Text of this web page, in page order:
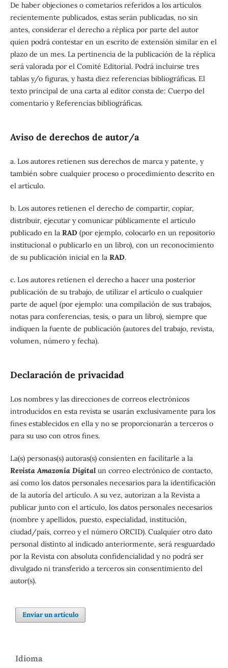
De haber objeciones o cometarios referidos a los artículos
recientemente publicados, estas serán publicadas, no sin
antes, considerar el derecho a réplica por parte del autor
quien podrá contestar en un escrito de extensión similar en el
plazo de un mes. La pertinencia de la publicación de la réplica
será valorada por el Comité Editorial. Podrá incluirse tres
tablas y/o figuras, y hasta diez referencias bibliográficas. El
texto principal de una carta al editor consta de: Cuerpo del
comentario y Referencias bibliográficas.
Aviso de derechos de autor/a
a. Los autores retienen sus derechos de marca y patente, y
también sobre cualquier proceso o procedimiento descrito en
el artículo.
b. Los autores retienen el derecho de compartir, copiar,
distribuir, ejecutar y comunicar públicamente el artículo
publicado en la RAD (por ejemplo, colocarlo en un repositorio
institucional o publicarlo en un libro), con un reconocimiento
de su publicación inicial en la RAD.
c. Los autores retienen el derecho a hacer una posterior
publicación de su trabajo, de utilizar el artículo o cualquier
parte de aquel (por ejemplo: una compilación de sus trabajos,
notas para conferencias, tesis, o para un libro), siempre que
indiquen la fuente de publicación (autores del trabajo, revista,
volumen, número y fecha).
Declaración de privacidad
Los nombres y las direcciones de correos electrónicos
introducidos en esta revista se usarán exclusivamente para los
fines establecidos en ella y no se proporcionarán a terceros o
para su uso con otros fines.
La(s) personas(s) autoras(s) consienten en facilitarle a la
Revista Amazonía Digital un correo electrónico de contacto,
así como los datos personales necesarios para la identificación
de la autoría del artículo. A su vez, autorizan a la Revista a
publicar junto con el artículo, los datos personales necesarios
(nombre y apellidos, puesto, especialidad, institución,
ciudad/país, correo y el número ORCID). Cualquier otro dato
personal distinto al indicado anteriormente, será resguardado
por la Revista con absoluta confidencialidad y no podrá ser
divulgado ni transferido a terceros sin consentimiento del
autor(s).
Enviar un artículo
Idioma